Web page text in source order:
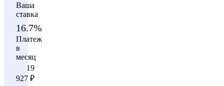
Ваша
ставка
16.7%
Платеж
в
месяц
19
927 ₽